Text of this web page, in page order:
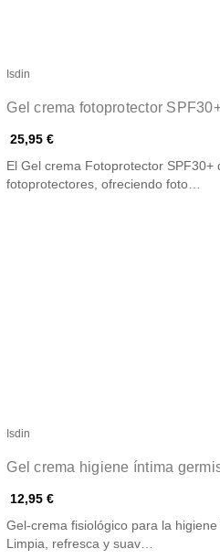
Isdin
Gel crema fotoprotector
25,95 €
El Gel crema Fotoprotector
fotoprotectores, ofreciendo foto…
Isdin
Gel crema higiene íntima
12,95 €
Gel-crema fisiológico para la
Limpia, refresca y suav…